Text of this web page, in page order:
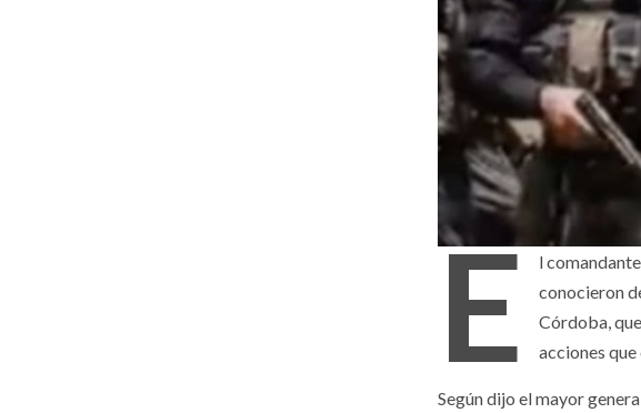
E
l
conocieron
Córdoba, que
acciones
Según dijo el mayor